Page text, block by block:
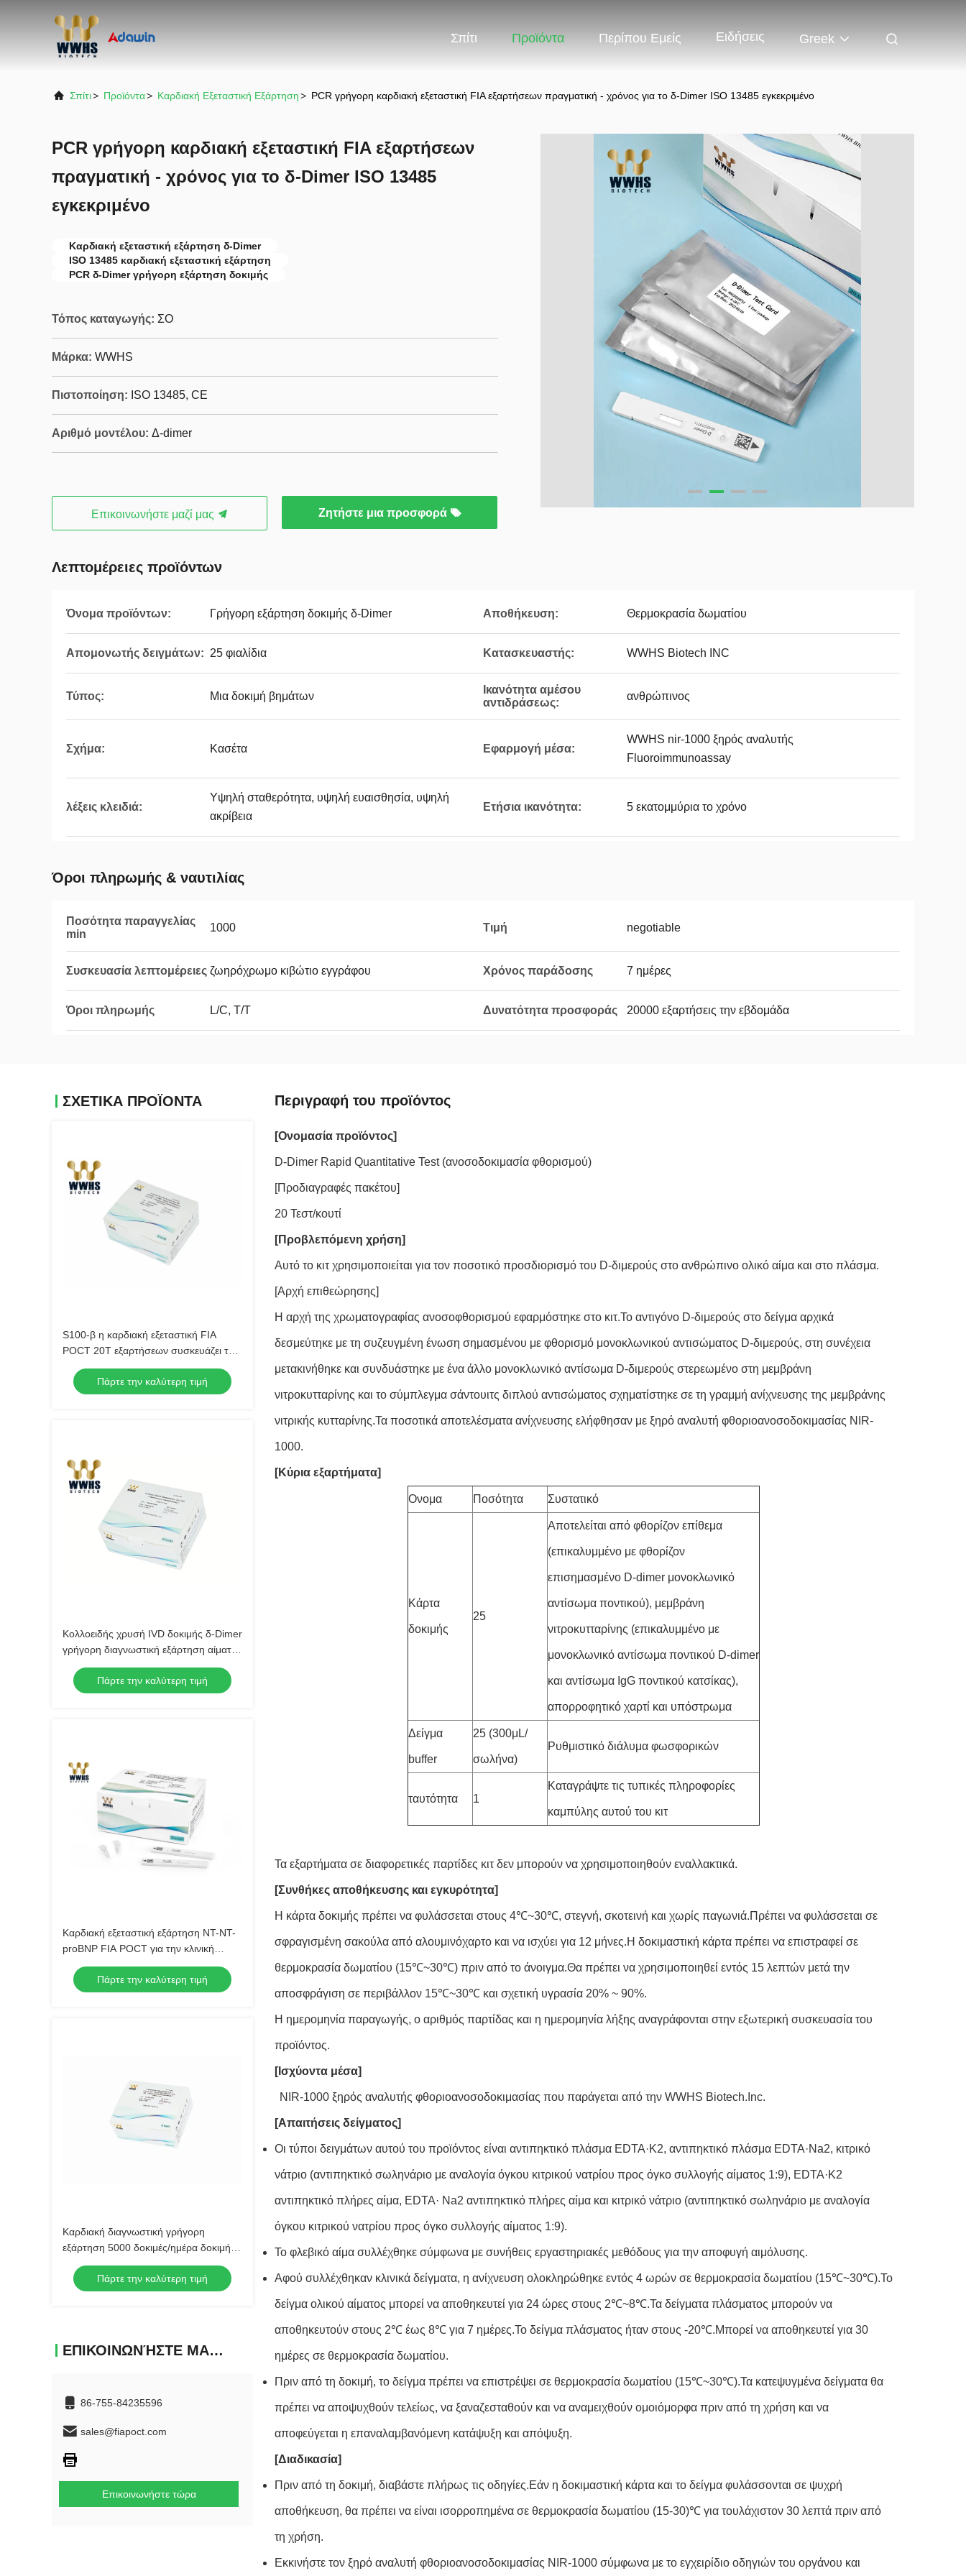
Σπίτι Προϊόντα Περίπου Εμείς Ειδήσεις Greek
Σπίτι> Προϊόντα> Καρδιακή Εξεταστική Εξάρτηση> PCR γρήγορη καρδιακή εξεταστική FIA εξαρτήσεων πραγματική - χρόνος για το δ-Dimer ISO 13485 εγκεκριμένο
PCR γρήγορη καρδιακή εξεταστική FIA εξαρτήσεων
πραγματική - χρόνος για το δ-Dimer ISO 13485
εγκεκριμένο
Καρδιακή εξεταστική εξάρτηση δ-Dimer
ISO 13485 καρδιακή εξεταστική εξάρτηση
PCR δ-Dimer γρήγορη εξάρτηση δοκιμής
Τόπος καταγωγής: ΣΟ
Μάρκα: WWHS
Πιστοποίηση: ISO 13485, CE
Αριθμό μοντέλου: Δ-dimer
Επικοινωνήστε μαζί μας Ζητήστε μια προσφορά
Λεπτομέρειες προϊόντων
Όνομα προϊόντων: Γρήγορη εξάρτηση δοκιμής δ-Dimer Αποθήκευση: Θερμοκρασία δωματίου
Απομονωτής δειγμάτων: 25 φιαλίδια Κατασκευαστής: WWHS Biotech INC
Τύπος: Μια δοκιμή βημάτων
Ικανότητα αμέσου
αντιδράσεως:
ανθρώπινος
Σχήμα: Κασέτα Εφαρμογή μέσα:
WWHS nir-1000 ξηρός αναλυτής
Fluoroimmunoassay
λέξεις κλειδιά:
Υψηλή σταθερότητα, υψηλή ευαισθησία, υψηλή
ακρίβεια
Ετήσια ικανότητα: 5 εκατομμύρια το χρόνο
Όροι πληρωμής & ναυτιλίας
Ποσότητα παραγγελίας
min
1000 Τιμή negotiable
Συσκευασία λεπτομέρειες ζωηρόχρωμο κιβώτιο εγγράφου Χρόνος παράδοσης 7 ημέρες
Όροι πληρωμής L/C, T/T Δυνατότητα προσφοράς 20000 εξαρτήσεις την εβδομάδα
ΣΧΕΤΙΚΑ ΠΡΟΪΟΝΤΑ
S100-β η καρδιακή εξεταστική FIA
POCT 20T εξαρτήσεων συσκευάζει την
υψηλή έγκριση CE ακρίβειας
Πάρτε την καλύτερη τιμή
Κολλοειδής χρυσή IVD δοκιμής δ-Dimer
γρήγορη διαγνωστική εξάρτηση αίματος
εξαρτήσεων IFA
Πάρτε την καλύτερη τιμή
Καρδιακή εξεταστική εξάρτηση NT-NT-
proBNP FIA POCT για την κλινική
έγκριση CE ανίχνευσης
Πάρτε την καλύτερη τιμή
Καρδιακή διαγνωστική γρήγορη
εξάρτηση 5000 δοκιμές/ημέρα δοκιμής
lp-PLA2 για το φυσικό κέντρο εξέτασης
Πάρτε την καλύτερη τιμή
ΕΠΙΚΟΙΝΩΝΉΣΤΕ ΜΑΖΊ ΜΑΣ
86-755-84235596
sales@fiapoct.com
Επικοινωνήστε τώρα
Περιγραφή του προϊόντος
[Ονομασία προϊόντος]
D-Dimer Rapid Quantitative Test (ανοσοδοκιμασία φθορισμού)
[Προδιαγραφές πακέτου]
20 Τεστ/κουτί
[Προβλεπόμενη χρήση]
Αυτό το κιτ χρησιμοποιείται για τον ποσοτικό προσδιορισμό του D-διμερούς στο ανθρώπινο ολικό αίμα και στο πλάσμα.
[Αρχή επιθεώρησης]
Η αρχή της χρωματογραφίας ανοσοφθορισμού εφαρμόστηκε στο κιτ.Το αντιγόνο D-διμερούς στο δείγμα αρχικά
δεσμεύτηκε με τη συζευγμένη ένωση σημασμένου με φθορισμό μονοκλωνικού αντισώματος D-διμερούς, στη συνέχεια
μετακινήθηκε και συνδυάστηκε με ένα άλλο μονοκλωνικό αντίσωμα D-διμερούς στερεωμένο στη μεμβράνη
νιτροκυτταρίνης και το σύμπλεγμα σάντουιτς διπλού αντισώματος σχηματίστηκε σε τη γραμμή ανίχνευσης της μεμβράνης
νιτρικής κυτταρίνης.Τα ποσοτικά αποτελέσματα ανίχνευσης ελήφθησαν με ξηρό αναλυτή φθοριοανοσοδοκιμασίας NIR-
1000.
[Κύρια εξαρτήματα]
Ονομα Ποσότητα Συστατικό
Κάρτα
δοκιμής
25
Αποτελείται από φθορίζον επίθεμα
(επικαλυμμένο με φθορίζον
επισημασμένο D-dimer μονοκλωνικό
αντίσωμα ποντικού), μεμβράνη
νιτροκυτταρίνης (επικαλυμμένο με
μονοκλωνικό αντίσωμα ποντικού D-dimer
και αντίσωμα IgG ποντικού κατσίκας),
απορροφητικό χαρτί και υπόστρωμα
Δείγμα
buffer
25 (300μL/
σωλήνα)
Ρυθμιστικό διάλυμα φωσφορικών
ταυτότητα 1
Καταγράψτε τις τυπικές πληροφορίες
καμπύλης αυτού του κιτ
Τα εξαρτήματα σε διαφορετικές παρτίδες κιτ δεν μπορούν να χρησιμοποιηθούν εναλλακτικά.
[Συνθήκες αποθήκευσης και εγκυρότητα]
Η κάρτα δοκιμής πρέπει να φυλάσσεται στους 4℃~30℃, στεγνή, σκοτεινή και χωρίς παγωνιά.Πρέπει να φυλάσσεται σε
σφραγισμένη σακούλα από αλουμινόχαρτο και να ισχύει για 12 μήνες.Η δοκιμαστική κάρτα πρέπει να επιστραφεί σε
θερμοκρασία δωματίου (15℃~30℃) πριν από το άνοιγμα.Θα πρέπει να χρησιμοποιηθεί εντός 15 λεπτών μετά την
αποσφράγιση σε περιβάλλον 15℃~30℃ και σχετική υγρασία 20% ~ 90%.
Η ημερομηνία παραγωγής, ο αριθμός παρτίδας και η ημερομηνία λήξης αναγράφονται στην εξωτερική συσκευασία του
προϊόντος.
[Ισχύοντα μέσα]
NIR-1000 ξηρός αναλυτής φθοριοανοσοδοκιμασίας που παράγεται από την WWHS Biotech.Inc.
[Απαιτήσεις δείγματος]
Οι τύποι δειγμάτων αυτού του προϊόντος είναι αντιπηκτικό πλάσμα EDTA·K2, αντιπηκτικό πλάσμα EDTA·Na2, κιτρικό
νάτριο (αντιπηκτικό σωληνάριο με αναλογία όγκου κιτρικού νατρίου προς όγκο συλλογής αίματος 1:9), EDTA·K2
αντιπηκτικό πλήρες αίμα, EDTA· Na2 αντιπηκτικό πλήρες αίμα και κιτρικό νάτριο (αντιπηκτικό σωληνάριο με αναλογία
όγκου κιτρικού νατρίου προς όγκο συλλογής αίματος 1:9).
Το φλεβικό αίμα συλλέχθηκε σύμφωνα με συνήθεις εργαστηριακές μεθόδους για την αποφυγή αιμόλυσης.
Αφού συλλέχθηκαν κλινικά δείγματα, η ανίχνευση ολοκληρώθηκε εντός 4 ωρών σε θερμοκρασία δωματίου (15℃~30℃).Το
δείγμα ολικού αίματος μπορεί να αποθηκευτεί για 24 ώρες στους 2℃~8℃.Τα δείγματα πλάσματος μπορούν να
αποθηκευτούν στους 2℃ έως 8℃ για 7 ημέρες.Το δείγμα πλάσματος ήταν στους -20℃.Μπορεί να αποθηκευτεί για 30
ημέρες σε θερμοκρασία δωματίου.
Πριν από τη δοκιμή, το δείγμα πρέπει να επιστρέψει σε θερμοκρασία δωματίου (15℃~30℃).Τα κατεψυγμένα δείγματα θα
πρέπει να αποψυχθούν τελείως, να ξαναζεσταθούν και να αναμειχθούν ομοιόμορφα πριν από τη χρήση και να
αποφεύγεται η επαναλαμβανόμενη κατάψυξη και απόψυξη.
[Διαδικασία]
Πριν από τη δοκιμή, διαβάστε πλήρως τις οδηγίες.Εάν η δοκιμαστική κάρτα και το δείγμα φυλάσσονται σε ψυχρή
αποθήκευση, θα πρέπει να είναι ισορροπημένα σε θερμοκρασία δωματίου (15-30)℃ για τουλάχιστον 30 λεπτά πριν από
τη χρήση.
Εκκινήστε τον ξηρό αναλυτή φθοριοανοσοδοκιμασίας NIR-1000 σύμφωνα με το εγχειρίδιο οδηγιών του οργάνου και